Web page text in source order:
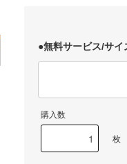
●無料サービス/サイ
購入数
枚